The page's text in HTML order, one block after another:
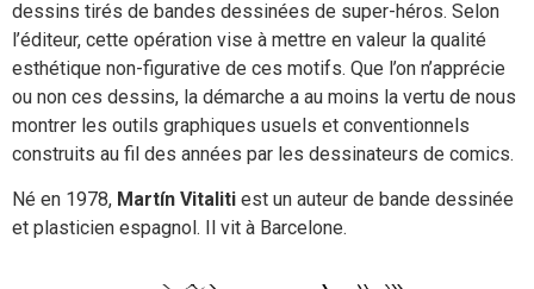
dessins tirés de bandes dessinées de super-héros. Selon
l’éditeur, cette opération vise à mettre en valeur la qualité
esthétique non-figurative de ces motifs. Que l’on n’apprécie
ou non ces dessins, la démarche a au moins la vertu de nous
montrer les outils graphiques usuels et conventionnels
construits au fil des années par les dessinateurs de comics.
Né en 1978, Martín Vitaliti est un auteur de bande dessinée
et plasticien espagnol. Il vit à Barcelone.